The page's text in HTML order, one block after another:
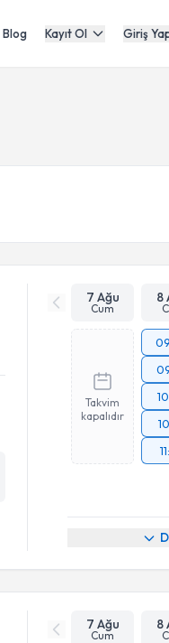
Blog Kayıt Ol Giriş
7 Ağu
Cum
8
Takvim
kapalıdır
7 Ağu
Cum
8